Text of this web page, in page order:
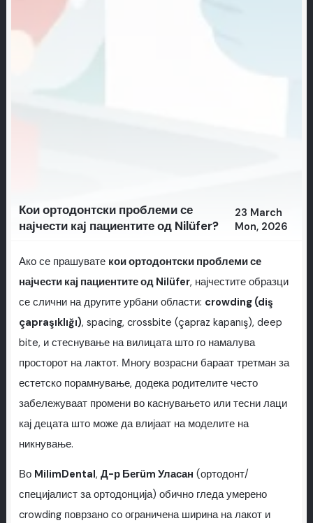
Кои ортодонтски проблеми се
најчести кај пациентите од Nilüfer?
23 March
Mon, 2026
Ако се прашувате кои ортодонтски проблеми се
најчести кај пациентите од Nilüfer, најчестите образци
се слични на другите урбани области: crowding (diş
çapraşıklığı), spacing, crossbite (çapraz kapanış), deep
bite, и стеснување на вилицата што го намалува
просторот на лактот. Многу возрасни бараат третман за
естетско порамнување, додека родителите често
забележуваат промени во каснувањето или тесни лаци
кај децата што може да влијаат на моделите на
никнување.
Во MilimDental, Д-р Бегüm Уласан (ортодонт/
специјалист за ортодонција) обично гледа умерено
crowding поврзано со ограничена ширина на лакот и